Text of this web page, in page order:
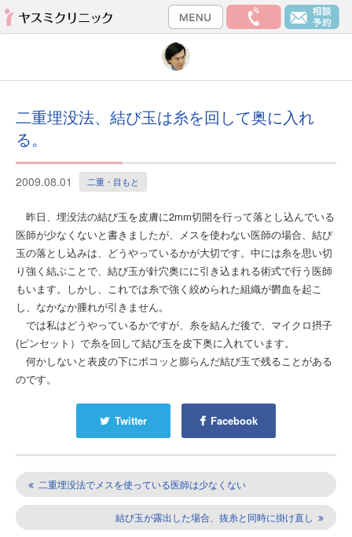
二重埋没法、結び玉は糸を回して奥に入れ
る。
2009.08.01 二重・目もと
昨日、埋没法の結び玉を皮膚に2mm切開を行って落とし込んでいる
医師が少なくないと書きましたが、メスを使わない医師の場合、結び
玉の落とし込みは、どうやっているかが大切です。中には糸を思い切
り強く結ぶことで、結び玉が針穴奥にに引き込まれる術式で行う医師
もいます。しかし、これでは糸で強く絞められた組織が欝血を起こ
し、なかなか腫れが引きません。
では私はどうやっているかですが、糸を結んだ後で、マイクロ摂子
(ピンセット）で糸を回して結び玉を皮下奥に入れています。
何かしないと表皮の下にポコッと膨らんだ結び玉で残ることがある
のです。
Twitter Facebook
二重埋没法でメスを使っている医師は少なくない
結び玉が露出した場合、抜糸と同時に掛け直し